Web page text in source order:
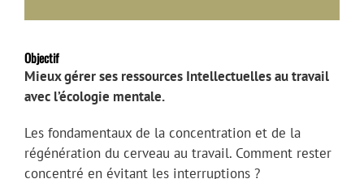
Objectif
Mieux gérer ses ressources Intellectuelles au travail
avec l’écologie mentale.
Les fondamentaux de la concentration et de la
régénération du cerveau au travail. Comment rester
concentré en évitant les interruptions ?